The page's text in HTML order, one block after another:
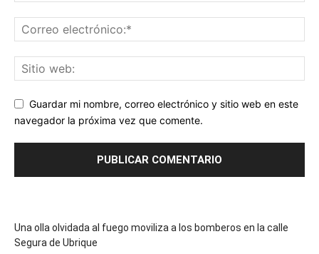
Guardar mi nombre, correo electrónico y sitio web en este
navegador la próxima vez que comente.
Una olla olvidada al fuego moviliza a los bomberos en la calle
Segura de Ubrique